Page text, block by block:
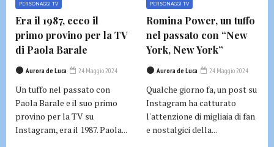
PERSONAGGI TV
Era il 1987, ecco il
primo provino per la TV
di Paola Barale
Aurora de Luca 24 Maggio 2024
Un tuffo nel passato con
Paola Barale e il suo primo
provino per la TV su
Instagram, era il 1987. Paola...
PERSONAGGI TV
Romina Power, un tuffo
nel passato con “New
York, New York”
Aurora de Luca 24 Maggio 2024
Qualche giorno fa, un post su
Instagram ha catturato
l'attenzione di migliaia di fan
e nostalgici della...